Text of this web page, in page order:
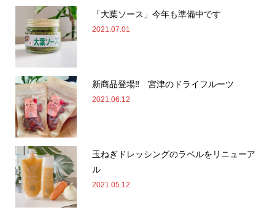
「大葉ソース」今年も準備中です
2021.07.01
新商品登場‼ 宮津のドライフルーツ
2021.06.12
玉ねぎドレッシングのラベルをリニューア
ル
2021.05.12